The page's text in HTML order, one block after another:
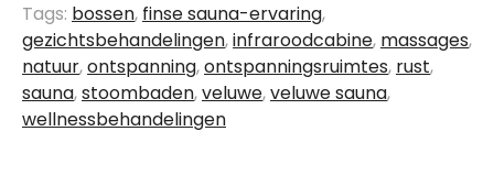
Tags: bossen, finse sauna-ervaring,
gezichtsbehandelingen,infraroodcabine, massages,
natuur,ontspanning,ontspanningsruimtes, rust,
sauna,stoombaden,veluwe,veluwe sauna,
wellnessbehandelingen